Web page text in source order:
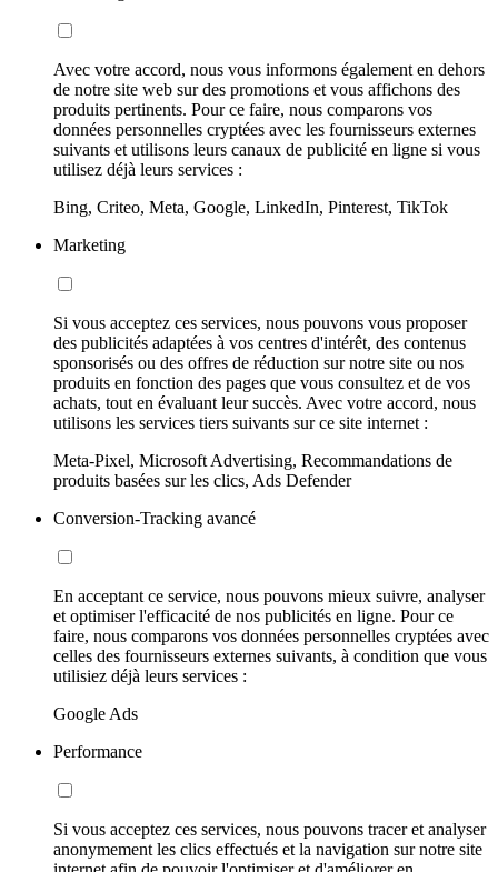
Avec votre accord, nous vous informons également en dehors
de notre site web sur des promotions et vous affichons des
produits pertinents. Pour ce faire, nous comparons vos
données personnelles cryptées avec les fournisseurs externes
suivants et utilisons leurs canaux de publicité en ligne si vous
utilisez déjà leurs services :
Bing, Criteo, Meta, Google, LinkedIn, Pinterest, TikTok
Marketing
Si vous acceptez ces services, nous pouvons vous proposer
des publicités adaptées à vos centres d'intérêt, des contenus
sponsorisés ou des offres de réduction sur notre site ou nos
produits en fonction des pages que vous consultez et de vos
achats, tout en évaluant leur succès. Avec votre accord, nous
utilisons les services tiers suivants sur ce site internet :
Meta-Pixel, Microsoft Advertising, Recommandations de
produits basées sur les clics, Ads Defender
Conversion-Tracking avancé
En acceptant ce service, nous pouvons mieux suivre, analyser
et optimiser l'efficacité de nos publicités en ligne. Pour ce
faire, nous comparons vos données personnelles cryptées avec
celles des fournisseurs externes suivants, à condition que vous
utilisiez déjà leurs services :
Google Ads
Performance
Si vous acceptez ces services, nous pouvons tracer et analyser
anonymement les clics effectués et la navigation sur notre site